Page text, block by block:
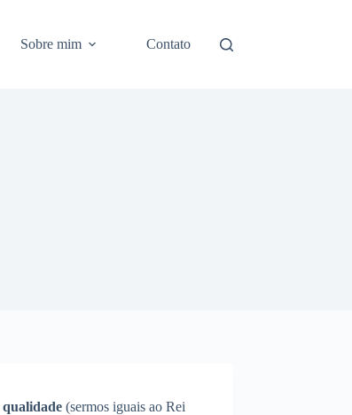
Sobre mim Contato
qualidade (sermos iguais ao Rei